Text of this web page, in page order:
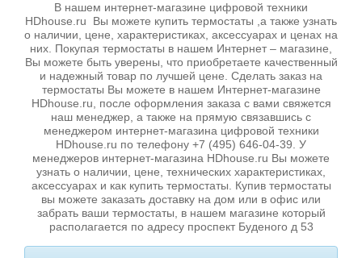
В нашем интернет-магазине цифровой техники
HDhouse.ru Вы можете купить термостаты ,а также узнать
о наличии, цене, характеристиках, аксессуарах и ценах на
них. Покупая термостаты в нашем Интернет – магазине,
Вы можете быть уверены, что приобретаете качественный
и надежный товар по лучшей цене. Сделать заказ на
термостаты Вы можете в нашем Интернет-магазине
HDhouse.ru, после оформления заказа с вами свяжется
наш менеджер, а также на прямую связавшись с
менеджером интернет-магазина цифровой техники
HDhouse.ru по телефону +7 (495) 646-04-39. У
менеджеров интернет-магазина HDhouse.ru Вы можете
узнать о наличии, цене, технических характеристиках,
аксессуарах и как купить термостаты. Купив термостаты
вы можете заказать доставку на дом или в офис или
забрать ваши термостаты, в нашем магазине который
располагается по адресу проспект Буденого д 53